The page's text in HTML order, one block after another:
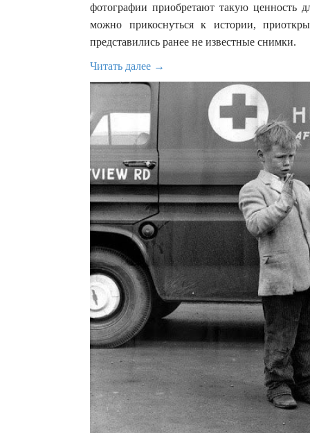
фотографии приобретают такую ценность
можно прикоснуться к истории,
представились ранее не известные снимки.
Читать далее →